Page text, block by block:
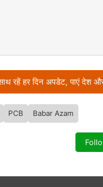
रहें हर दिन अपडेट, पाएं देश
PCB Babar Azam